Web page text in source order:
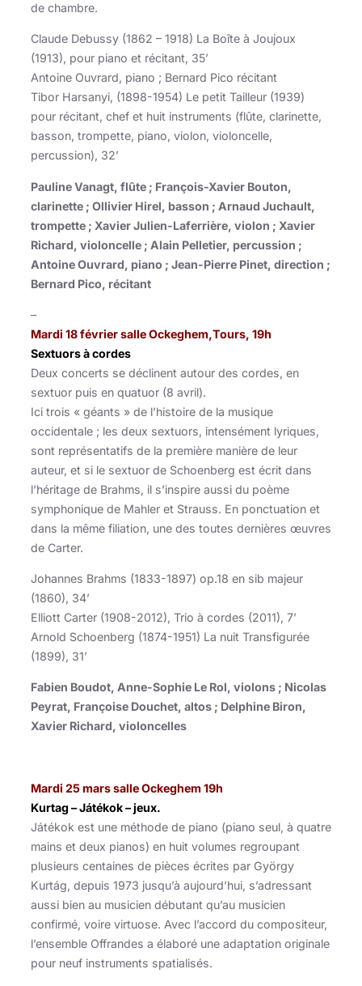
de chambre.
Claude Debussy (1862 – 1918) La Boîte à Joujoux
(1913), pour piano et récitant, 35’
Antoine Ouvrard, piano ; Bernard Pico récitant
Tibor Harsanyi, (1898-1954) Le petit Tailleur (1939)
pour récitant, chef et huit instruments (flûte, clarinette,
basson, trompette, piano, violon, violoncelle,
percussion), 32’
Pauline Vanagt, flûte ; François-Xavier Bouton,
clarinette ; Ollivier Hirel, basson ; Arnaud Juchault,
trompette ; Xavier Julien-Laferrière, violon ; Xavier
Richard, violoncelle ; Alain Pelletier, percussion ;
Antoine Ouvrard, piano ; Jean-Pierre Pinet, direction ;
Bernard Pico, récitant
–
Mardi 18 février salle Ockeghem,Tours, 19h
Sextuors à cordes
Deux concerts se déclinent autour des cordes, en
sextuor puis en quatuor (8 avril).
Ici trois « géants » de l’histoire de la musique
occidentale ; les deux sextuors, intensément lyriques,
sont représentatifs de la première manière de leur
auteur, et si le sextuor de Schoenberg est écrit dans
l’héritage de Brahms, il s’inspire aussi du poème
symphonique de Mahler et Strauss. En ponctuation et
dans la même filiation, une des toutes dernières œuvres
de Carter.
Johannes Brahms (1833-1897) op.18 en sib majeur
(1860), 34’
Elliott Carter (1908-2012), Trio à cordes (2011), 7’
Arnold Schoenberg (1874-1951) La nuit Transfigurée
(1899), 31’
Fabien Boudot, Anne-Sophie Le Rol, violons ; Nicolas
Peyrat, Françoise Douchet, altos ; Delphine Biron,
Xavier Richard, violoncelles
Mardi 25 mars salle Ockeghem 19h
Kurtag – Játékok – jeux.
Játékok est une méthode de piano (piano seul, à quatre
mains et deux pianos) en huit volumes regroupant
plusieurs centaines de pièces écrites par György
Kurtág, depuis 1973 jusqu’à aujourd’hui, s’adressant
aussi bien au musicien débutant qu’au musicien
confirmé, voire virtuose. Avec l’accord du compositeur,
l’ensemble Offrandes a élaboré une adaptation originale
pour neuf instruments spatialisés.